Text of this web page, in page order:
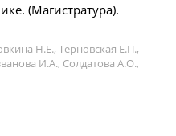
(Магистратура).
Н.Е., Терновская Е.П.,
И.А., Солдатова А.О.,